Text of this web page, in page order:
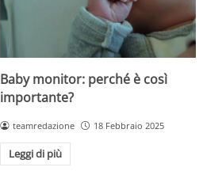
Baby monitor: perché è così
importante?
teamredazione 18 Febbraio 2025
Leggi di più